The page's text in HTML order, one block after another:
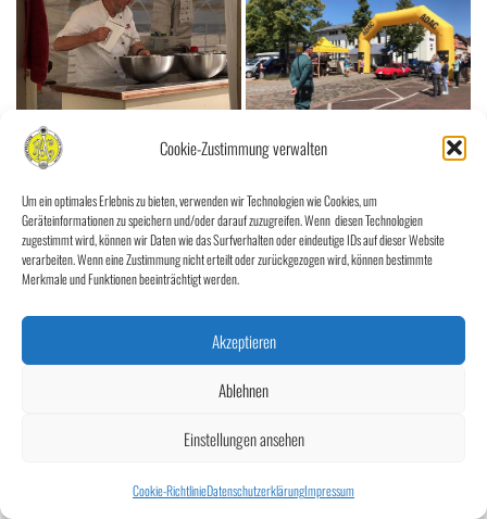
Cookie-Zustimmung verwalten
Um ein optimales Erlebnis zu bieten, verwenden wir Technologien wie Cookies, um
Geräteinformationen zu speichern und/oder darauf zuzugreifen. Wenn diesen Technologien
zugestimmt wird, können wir Daten wie das Surfverhalten oder eindeutige IDs auf dieser Website
verarbeiten. Wenn eine Zustimmung nicht erteilt oder zurückgezogen wird, können bestimmte
Merkmale und Funktionen beeinträchtigt werden.
Akzeptieren
Ablehnen
Einstellungen ansehen
Cookie-RichtlinieDatenschutzerklärungImpressum